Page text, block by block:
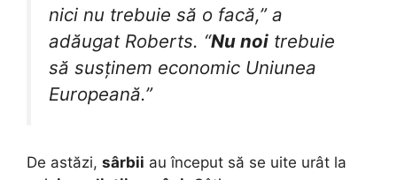
nici nu trebuie să o facă,” a
adăugat Roberts. “Nu noi trebuie
să susținem economic Uniunea
Europeană.”
De astăzi, sârbii au început să se uite urât la